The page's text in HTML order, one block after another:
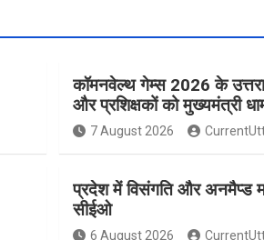
कॉमनवेल्थ गेम्स 2026 के
और प्रशिक्षकों को मुख्यमंत्री
7 August 2026
प्रदेश में विसंगति और अनमैप्ड
सीईओ
6 August 2026